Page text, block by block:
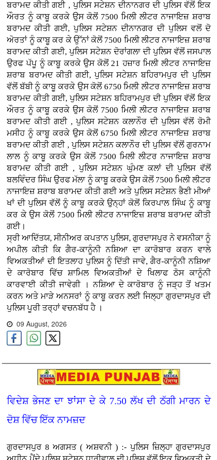
ਬਰਾਮਦ ਕੀਤੀ ਗਈ , ਪੁਲਿਸ ਸਟੇਸ਼ਨ ਦੀਨਾਨਗਰ ਦੀ ਪੁਲਿਸ ਵੱਲੋਂ ਇਕ
ਔਰਤ ਨੂੰ ਕਾਬੂ ਕਰਕੇ ਉਸ ਕੋਲੋਂ 7500 ਮਿਲੀ ਲੀਟਰ ਨਾਜਾਇਜ਼ ਸ਼ਰਾਬ
ਬਰਾਮਦ ਕੀਤੀ ਗਈ, ਪੁਲਿਸ ਸਟੇਸ਼ਨ ਦੀਨਾਨਗਰ ਦੀ ਪੁਲਿਸ ਵਲੋਂ ਦੋ
ਅੋਰਤਾਂ ਨੂੰ ਕਾਬੂ ਕਰ ਕੇ ਉੱਨਾਂ ਕੋਲੋਂ 7500 ਮਿਲੀ ਲੀਟਰ ਨਾਜਾਇਜ਼ ਸ਼ਰਾਬ
ਬਰਾਮਦ ਕੀਤੀ ਗਈ, ਪੁਲਿਸ ਸਟੇਸ਼ਨ ਦੋਰਾਂਗਲਾ ਦੀ ਪੁਲਿਸ ਵੱਲੋਂ ਜਸਪਾਲ
ਉਰਫ ਪੱਪੂ ਨੂੰ ਕਾਬੂ ਕਰਕੇ ਉਸ ਕੋਲੋਂ 21 ਹਜ਼ਾਰ ਮਿਲੀ ਲੀਟਰ ਨਾਜਾਇਜ਼
ਸ਼ਰਾਬ ਬਰਾਮਦ ਕੀਤੀ ਗਈ, ਪੁਲਿਸ ਸਟੇਸ਼ਨ ਬਹਿਰਾਮਪੁਰ ਦੀ ਪੁਲਿਸ
ਵੱਲੋਂ ਬੱਬੀ ਨੂੰ ਕਾਬੂ ਕਰਕੇ ਉਸ ਕੋਲੋਂ 6750 ਮਿਲੀ ਲੀਟਰ ਨਾਜਾਇਜ਼ ਸ਼ਰਾਬ
ਬਰਾਮਦ ਕੀਤੀ ਗਈ, ਪੁਲਿਸ ਸਟੇਸ਼ਨ ਬਹਿਰਾਮਪੁਰ ਦੀ ਪੁਲਿਸ ਵੱਲੋਂ ਇਕ
ਔਰਤ ਨੂੰ ਕਾਬੂ ਕਰਕੇ ਉਸ ਕੋਲੋਂ 7500 ਮਿਲੀ ਲੀਟਰ ਨਾਜਾਇਜ਼ ਸ਼ਰਾਬ
ਬਰਾਮਦ ਕੀਤੀ ਗਈ , ਪੁਲਿਸ ਸਟੇਸ਼ਨ ਕਲਾਨੌਰ ਦੀ ਪੁਲਿਸ ਵੱਲੋਂ ਰੋਮੀ
ਮਸੀਹ ਨੂੰ ਕਾਬੂ ਕਰਕੇ ਉਸ ਕੋਲੋਂ 6750 ਮਿਲੀ ਲੀਟਰ ਨਾਜਾਇਜ਼ ਸ਼ਰਾਬ
ਬਰਾਮਦ ਕੀਤੀ ਗਈ , ਪੁਲਿਸ ਸਟੇਸ਼ਨ ਕਲਾਨੌਰ ਦੀ ਪੁਲਿਸ ਵੱਲੋਂ ਗੁਰਨਾਮ
ਲਾਲ ਨੂੰ ਕਾਬੂ ਕਰਕੇ ਉਸ ਕੋਲੋਂ 7500 ਮਿਲੀ ਲੀਟਰ ਨਾਜਾਇਜ਼ ਸ਼ਰਾਬ
ਬਰਾਮਦ ਕੀਤੀ ਗਈ , ਪੁਲਿਸ ਸਟੇਸ਼ਨ ਘੁੰਮਣ ਕਲਾਂ ਦੀ ਪੁਲਿਸ ਵੱਲੋਂ
ਬਲਵਿੰਦਰ ਸਿੰਘ ਉਰਫ ਮੱਲਾ ਨੂੰ ਕਾਬੂ ਕਰਕੇ ਉਸ ਕੋਲੋਂ 7500 ਮਿਲੀ ਲੀਟਰ
ਨਾਜਾਇਜ਼ ਸ਼ਰਾਬ ਬਰਾਮਦ ਕੀਤੀ ਗਈ ਅਤੇ ਪੁਲਿਸ ਸਟੇਸ਼ਨ ਭੈਣੀ ਮੀਆਂ
ਖਾਂ ਦੀ ਪੁਲਿਸ ਵੱਲੋਂ ਨੂੰ ਕਾਬੂ ਕਰਕੇ ਉਨ੍ਹਾਂ ਕੋਲੋਂ ਕਿਰਪਾਲ ਸਿੰਘ ਨੂੰ ਕਾਬੂ
ਕਰ ਕੇ ਉਸ ਕੋਲੋਂ 7500 ਮਿਲੀ ਲੀਟਰ ਨਾਜਾਇਜ਼ ਸ਼ਰਾਬ ਬਰਾਮਦ ਕੀਤੀ
ਗਈ।
ਸ੍ਰੀ ਆਦਿੱਤਯ, ਸੀਨੀਅਰ ਕਪਤਾਨ ਪੁਲਿਸ, ਗੁਰਦਾਸਪੁਰ ਨੇ ਵਸਨੀਕਾ ਨੂੰ
ਅਪੀਲ ਕੀਤੀ ਕਿ ਗੈਰ-ਕਾਨੂੰਨੀ ਨਸ਼ਿਆ ਦਾ ਕਾਰੋਬਾਰ ਕਰਨ ਵਾਲੇ
ਵਿਅਕਤੀਆਂ ਦੀ ਇਤਲਾਹ ਪੁਲਿਸ ਨੂੰ ਦਿੱਤੀ ਜਾਵੇ, ਗੈਰ-ਕਾਨੂੰਨੀ ਨਸ਼ਿਆ
ਦੇ ਕਾਰੋਬਾਰ ਵਿੱਚ ਸ਼ਾਮਿਲ ਵਿਅਕਤੀਆਂ ਦੇ ਖਿਲਾਫ ਠੋਸ ਕਾਨੂੰਨੀ
ਕਾਰਵਾਈ ਕੀਤੀ ਜਾਵੇਗੀ । ਨਸ਼ਿਆ ਦੇ ਕਾਰੋਬਾਰ ਨੂੰ ਜੜ੍ਹ ਤੋਂ ਖਤਮ
ਕਰਨ ਅਤੇ ਮਾੜੇ ਅਨਸਰਾਂ ਨੂੰ ਕਾਬੂ ਕਰਨ ਲਈ ਜਿਲ੍ਹਾ ਗੁਰਦਾਸਪੁਰ ਦੀ
ਪੁਲਿਸ ਪੂਰੀ ਤਰ੍ਹਾਂ ਵਚਨਬੱਧ ਹੈ ।
09 August, 2026
ਵਿਦੇਸ਼ ਭੇਜਣ ਦਾ ਝਾਂਸਾ ਦੇ ਕੇ 7.50 ਲੱਖ ਦੀ ਠੱਗੀ ਮਾਰਨ ਦੇ
ਦੋਸ਼ ਵਿੱਚ ਇੱਕ ਨਾਮਜ਼ਦ
ਗੁਰਦਾਸਪੁਰ 8 ਅਗਸਤ ( ਅਸ਼ਵਨੀ ) :- ਪੁਲਿਸ ਜ਼ਿਲ੍ਹਾ ਗੁਰਦਾਸਪੁਰ